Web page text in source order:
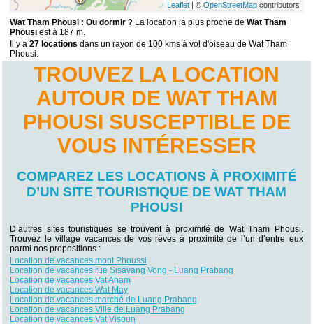
Leaflet| © OpenStreetMapcontributors
Wat Tham Phousi : Ou dormir ? La location la plus proche deWat Tham
Phousi est à 187 m.
Il y a27 locations dans un rayon de 100 kms à vol d'oiseau de Wat Tham
Phousi.
TROUVEZ LA LOCATION
AUTOUR DE WAT THAM
PHOUSI SUSCEPTIBLE DE
VOUS INTÉRESSER
COMPAREZ LES LOCATIONS À PROXIMITÉ
D’UN SITE TOURISTIQUE DE WAT THAM
PHOUSI
D’autres sites touristiques se trouvent à proximité de Wat Tham Phousi.
Trouvez le village vacances de vos rêves à proximité de l’un d’entre eux
parmi nos propositions :
Location de vacances mont Phoussi
Location de vacances rue Sisavang Vong - Luang Prabang
Location de vacances Vat Aham
Location de vacances Wat May
Location de vacances marché de Luang Prabang
Location de vacances Ville de Luang Prabang
Location de vacances Vat Visoun